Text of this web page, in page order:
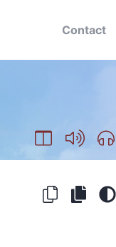
Contact